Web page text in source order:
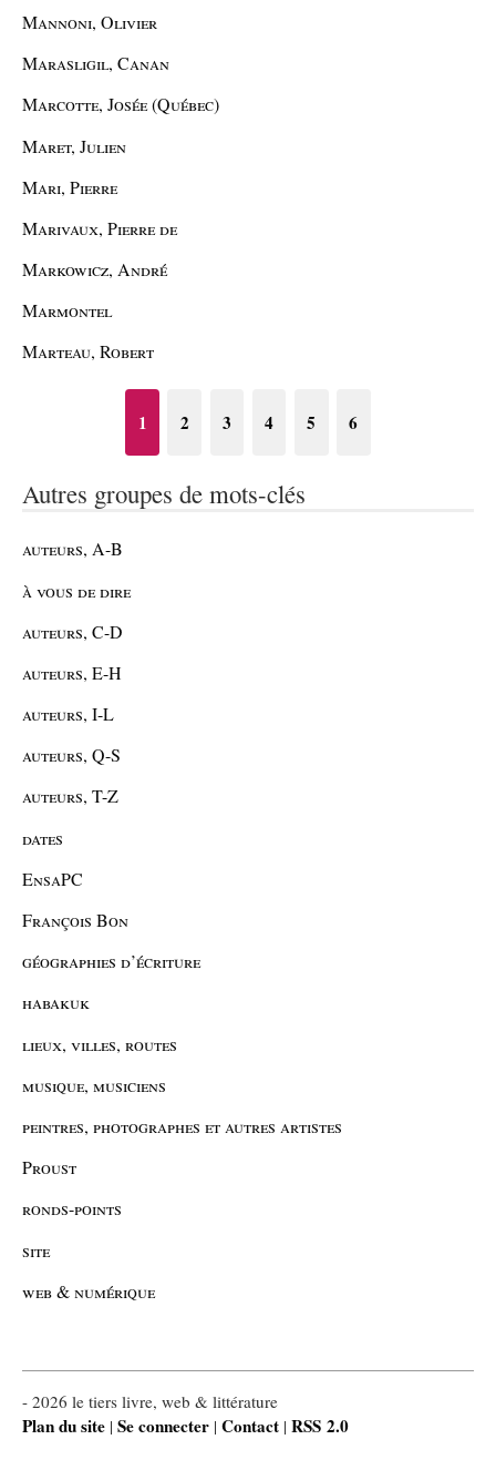
Mannoni, Olivier
Marasligil, Canan
Marcotte, Josée (Québec)
Maret, Julien
Mari, Pierre
Marivaux, Pierre de
Markowicz, André
Marmontel
Marteau, Robert
1 2 3 4 5 6
Autres groupes de mots-clés
auteurs, A-B
à vous de dire
auteurs, C-D
auteurs, E-H
auteurs, I-L
auteurs, Q-S
auteurs, T-Z
dates
EnsaPC
François Bon
géographies d’écriture
habakuk
lieux, villes, routes
musique, musiciens
peintres, photographes et autres artistes
Proust
ronds-points
site
web & numérique
- 2026 le tiers livre, web & littérature
Plan du site | Se connecter | Contact | RSS 2.0